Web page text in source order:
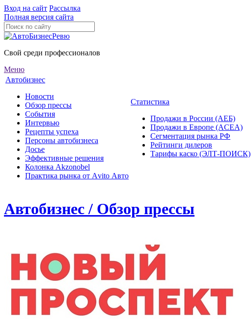
Вход на сайт Рассылка
Полная версия сайта
Свой среди профессионалов
Меню
Автобизнес
Новости
Обзор прессы
События
Интервью
Рецепты успеха
Персоны автобизнеса
Досье
Эффективные решения
Колонка Akzonobel
Практика рынка от Аvito Авто
Статистика
Продажи в России (АЕБ)
Продажи в Европе (ACEA)
Сегментация рынка РФ
Рейтинги дилеров
Тарифы каско (ЭЛТ-ПОИСК)
Автобизнес / Обзор прессы